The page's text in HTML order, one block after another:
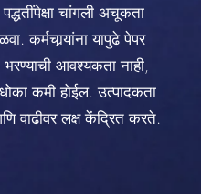
पद्धतींपेक्षा चांगली अचूकता
कर्मचार्‍यांना यापुढे पेपर
आवश्यकता नाही,
कमी होईल. उत्पादकता
वाढीवर लक्ष केंद्रित करते.